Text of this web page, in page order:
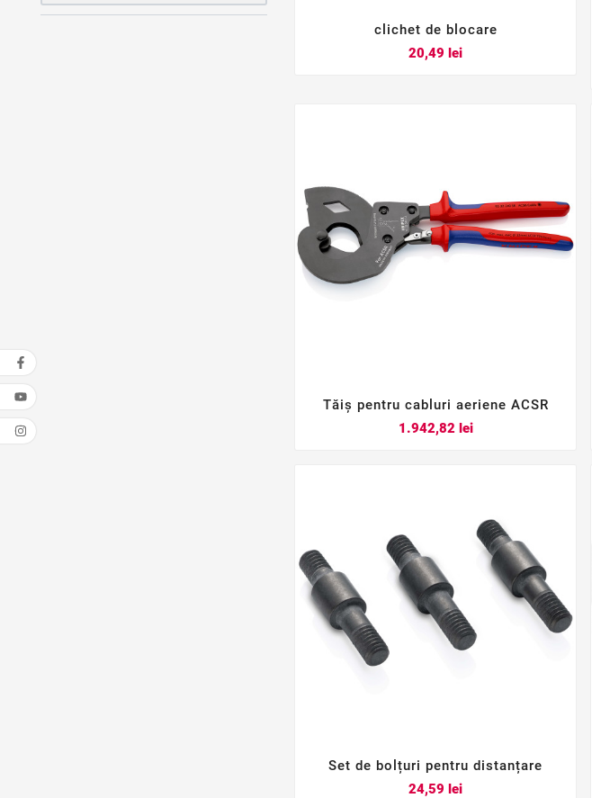

clichet de blocare
20,49 leiPret
  
Tăiș pentru cabluri aeriene ACSR
1.942,82 leiPret
 
Set de bolțuri pentru distanțare
24,59 leiPret